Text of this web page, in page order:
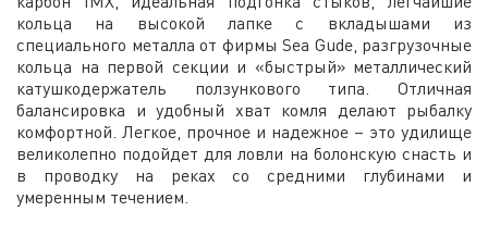
кольца на высокой лапке с вкладышами из
специального металла от фирмы Sea Gude, разгрузочные
кольца на первой секции и «быстрый» металлический
катушкодержатель ползункового типа. Отличная
балансировка и удобный хват комля делают рыбалку
комфортной. Легкое, прочное и надежное – это удилище
великолепно подойдет для ловли на болонскую снасть и
в проводку на реках со средними глубинами и
умеренным течением.